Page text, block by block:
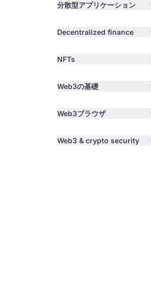
分散型アプリケーション
Decentralized finance
NFTs
Web3の基礎
Web3ブラウザ
Web3 & crypto security